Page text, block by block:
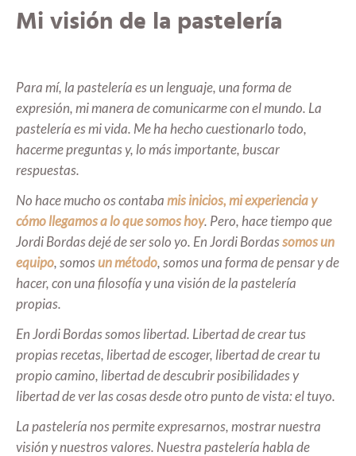
Mi visión de la pastelería
Para mí, la pastelería es un lenguaje, una forma de
expresión, mi manera de comunicarme con el mundo. La
pastelería es mi vida. Me ha hecho cuestionarlo todo,
hacerme preguntas y, lo más importante, buscar
respuestas.
No hace mucho os contabamis inicios, mi experiencia y
cómo llegamos a lo que somos hoy. Pero, hace tiempo que
Jordi Bordas dejé de ser solo yo. En Jordi Bordassomos un
equipo, somosun método, somos una forma de pensar y de
hacer, con una filosofía y una visión de la pastelería
propias.
En Jordi Bordas somos libertad. Libertad de crear tus
propias recetas, libertad de escoger, libertad de crear tu
propio camino, libertad de descubrir posibilidades y
libertad de ver las cosas desde otro punto de vista: el tuyo.
La pastelería nos permite expresarnos, mostrar nuestra
visión y nuestros valores. Nuestra pastelería habla de